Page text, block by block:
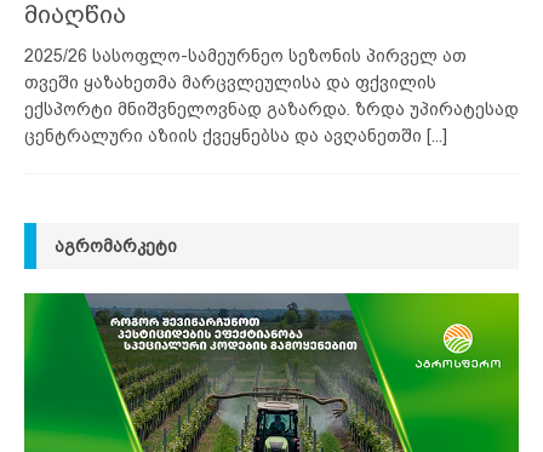
მიაღწია
2025/26 სასოფლო-სამეურნეო სეზონის პირველ ათ
თვეში ყაზახეთმა მარცვლეულისა და ფქვილის
ექსპორტი მნიშვნელოვნად გაზარდა. ზრდა უპირატესად
ცენტრალური აზიის ქვეყნებსა და ავღანეთში [...]
ᲐᲒᲠᲝᲛᲐᲠᲙᲔᲢᲘ